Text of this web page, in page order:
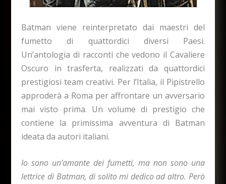
Batman viene reinterpretato dai maestri del
fumetto di quattordici diversi Paesi.
Un’antologia di racconti che vedono il Cavaliere
Oscuro in trasferta, realizzati da quattordici
prestigiosi team creativi. Per l’Italia, il Pipistrello
approderà a Roma per affrontare un avversario
mai visto prima. Un volume di prestigio che
contiene la primissima avventura di Batman
ideata da autori italiani.
Io sono un’amante dei fumetti, ma non sono una
lettrice di Batman, di solito mi dedico ad altro. Però